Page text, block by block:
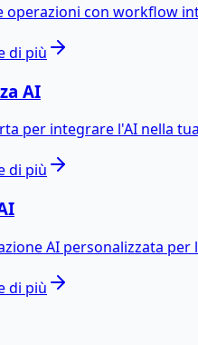
operazioni con workflow
di più
AI
per integrare l'AI nella
di più
AI personalizzata per
di più